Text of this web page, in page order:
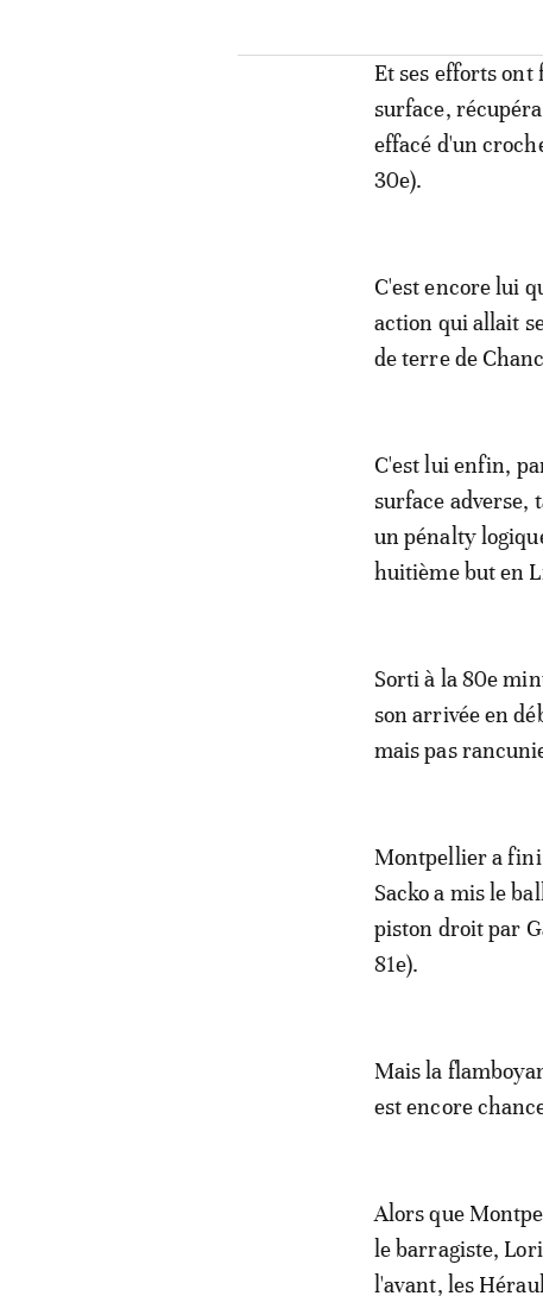
Et ses efforts ont
surface,
effacé d'un
30e).
C'est encore lui
action qui allait
de terre de
C'est lui enfin,
surface adverse,
un pénalty
huitième but en
Sorti à la 80e
son arrivée en
mais pas
Montpellier a fini
Sacko a mis le
piston droit par
81e).
Mais la
est encore
Alors que
le barragiste,
l'avant, les